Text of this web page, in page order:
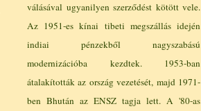
válásával ugyanilyen szerződést kötött vele.
Az 1951-es kínai tibeti megszállás idején
indiai pénzekből nagyszabású
modernizációba kezdtek. 1953-ban
átalakították az ország vezetését, majd 1971-
ben Bhután az ENSZ tagja lett. A '80-as